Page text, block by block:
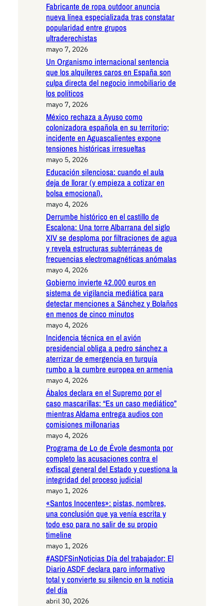
Fabricante de ropa outdoor anuncia
nueva línea especializada tras constatar
popularidad entre grupos
ultraderechistas
mayo 7, 2026
Un Organismo internacional sentencia
que los alquileres caros en España son
culpa directa del negocio inmobiliario de
los políticos
mayo 7, 2026
México rechaza a Ayuso como
colonizadora española en su territorio;
incidente en Aguascalientes expone
tensiones históricas irresueltas
mayo 5, 2026
Educación silenciosa: cuando el aula
deja de llorar (y empieza a cotizar en
bolsa emocional).
mayo 4, 2026
Derrumbe histórico en el castillo de
Escalona: Una torre Albarrana del siglo
XIV se desploma por filtraciones de agua
y revela estructuras subterráneas de
frecuencias electromagnéticas anómalas
mayo 4, 2026
Gobierno invierte 42.000 euros en
sistema de vigilancia mediática para
detectar menciones a Sánchez y Bolaños
en menos de cinco minutos
mayo 4, 2026
Incidencia técnica en el avión
presidencial obliga a pedro sánchez a
aterrizar de emergencia en turquía
rumbo a la cumbre europea en armenia
mayo 4, 2026
Ábalos declara en el Supremo por el
caso mascarillas: “Es un caso mediático”
mientras Aldama entrega audios con
comisiones millonarias
mayo 4, 2026
Programa de Lo de Évole desmonta por
completo las acusaciones contra el
exfiscal general del Estado y cuestiona la
integridad del proceso judicial
mayo 1, 2026
«Santos Inocentes»: pistas, nombres,
una conclusión que ya venía escrita y
todo eso para no salir de su propio
timeline
mayo 1, 2026
#ASDFSinNoticias Día del trabajador: El
Diario ASDF declara paro informativo
total y convierte su silencio en la noticia
del día
abril 30, 2026